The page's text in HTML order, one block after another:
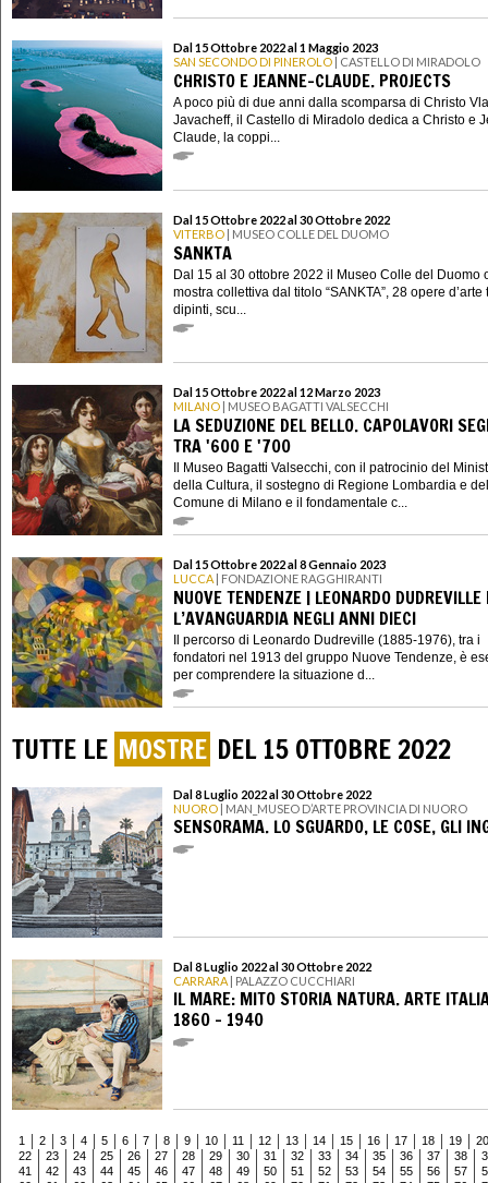
Dal 15 Ottobre 2022 al 1 Maggio 2023
SAN SECONDO DI PINEROLO | CASTELLO DI MIRADOLO
CHRISTO E JEANNE-CLAUDE. PROJECTS
A poco più di due anni dalla scomparsa di Christo
Javacheff, il Castello di Miradolo dedica a Christo e
Claude, la coppi...
Dal 15 Ottobre 2022 al 30 Ottobre 2022
VITERBO | MUSEO COLLE DEL DUOMO
SANKTA
Dal 15 al 30 ottobre 2022 il Museo Colle del Duomo
mostra collettiva dal titolo “SANKTA”, 28 opere d’arte
dipinti, scu...
Dal 15 Ottobre 2022 al 12 Marzo 2023
MILANO | MUSEO BAGATTI VALSECCHI
LA SEDUZIONE DEL BELLO. CAPOLAVORI
TRA '600 E '700
Il Museo Bagatti Valsecchi, con il patrocinio del
della Cultura, il sostegno di Regione Lombardia e del
Comune di Milano e il fondamentale c...
Dal 15 Ottobre 2022 al 8 Gennaio 2023
LUCCA | FONDAZIONE RAGGHIRANTI
NUOVE TENDENZE | LEONARDO DUDREVILLE
L’AVANGUARDIA NEGLI ANNI DIECI
Il percorso di Leonardo Dudreville (1885-1976), tra i
fondatori nel 1913 del gruppo Nuove Tendenze, è
per comprendere la situazione d...
TUTTE LE MOSTRE DEL 15 OTTOBRE 2022
Dal 8 Luglio 2022 al 30 Ottobre 2022
NUORO | MAN_MUSEO D’ARTE PROVINCIA DI NUORO
SENSORAMA. LO SGUARDO, LE COSE, GLI
Dal 8 Luglio 2022 al 30 Ottobre 2022
CARRARA | PALAZZO CUCCHIARI
IL MARE: MITO STORIA NATURA. ARTE
1860 - 1940
1 2 3 4 5 6 7 8 9 10 11 12 13 14 15 16 17 18 19
20
22
23 24 25 26 27 28 29 30 31 32 33 34 35 36 37 38
41
42 43 44 45 46 47 48 49 50 51 52 53 54 55 56 57